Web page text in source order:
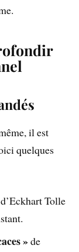
il est
quelques
d’Eckhart Tolle
»de